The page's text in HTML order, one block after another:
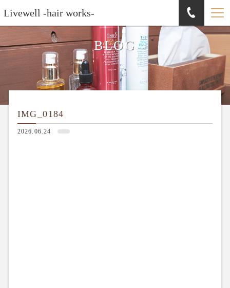
Livewell -hair works-
BLOG
IMG_0184
2026.06.24